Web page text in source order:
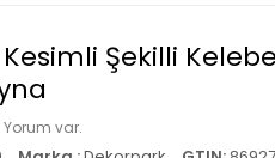
Şekilli
var.